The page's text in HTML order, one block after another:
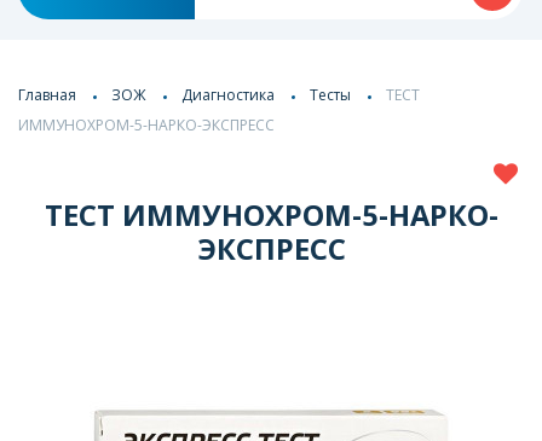
Главная ЗОЖ Диагностика Тесты
ТЕСТ
ИММУНОХРОМ-5-НАРКО-ЭКСПРЕСС
ТЕСТ ИММУНОХРОМ-5-НАРКО-
ЭКСПРЕСС